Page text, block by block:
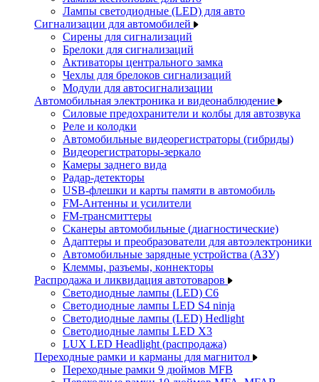
Лампы светодиодные (LED) для авто
Сигнализации для автомобилей
Сирены для сигнализаций
Брелоки для сигнализаций
Активаторы центрального замка
Чехлы для брелоков сигнализаций
Модули для автосигнализации
Автомобильная электроника и видеонаблюдение
Силовые предохранители и колбы для автозвука
Реле и колодки
Автомобильные видеорегистраторы (гибриды)
Видеорегистраторы-зеркало
Камеры заднего вида
Радар-детекторы
USB-флешки и карты памяти в автомобиль
FM-Антенны и усилители
FM-трансмиттеры
Сканеры автомобильные (диагностические)
Адаптеры и преобразователи для автоэлектроники
Автомобильные зарядные устройства (АЗУ)
Клеммы, разъемы, коннекторы
Распродажа и ликвидация автотоваров
Светодиодные лампы (LED) C6
Светодиодные лампы LED S4 ninja
Светодиодные лампы (LED) Hedlight
Светодиодные лампы LED X3
LUX LED Headlight (распродажа)
Переходные рамки и карманы для магнитол
Переходные рамки 9 дюймов MFB